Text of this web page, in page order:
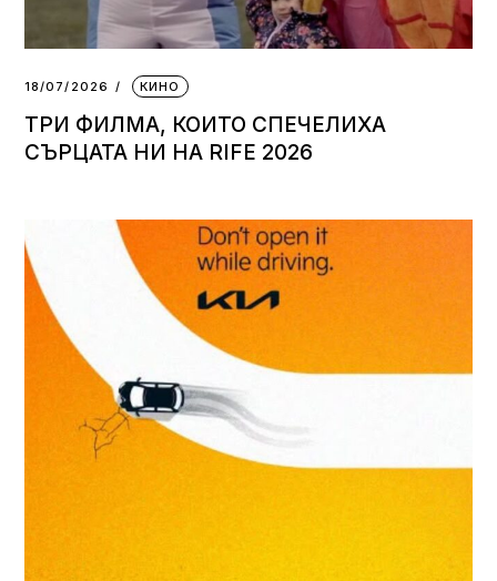
18/07/2026 КИНО
ТРИ ФИЛМА, КОИТО СПЕЧЕЛИХА
СЪРЦАТА НИ НА RIFE 2026